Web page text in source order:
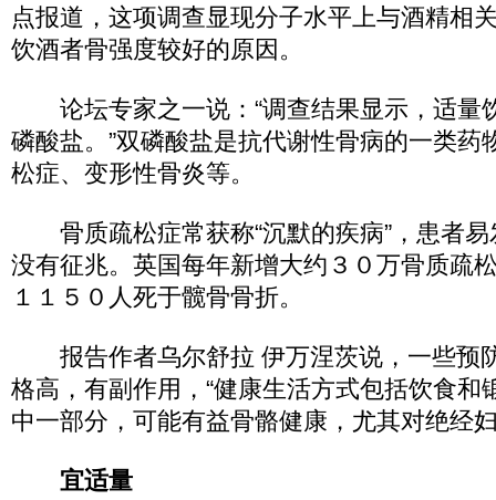
点报道，这项调查显现分子水平上与酒精相
饮酒者骨强度较好的原因。
论坛专家之一说：“调查结果显示，适量
磷酸盐。”双磷酸盐是抗代谢性骨病的一类药
松症、变形性骨炎等。
骨质疏松症常获称“沉默的疾病”，患者易
没有征兆。英国每年新增大约３０万骨质疏
１１５０人死于髋骨骨折。
报告作者乌尔舒拉 伊万涅茨说，一些预
格高，有副作用，“健康生活方式包括饮食和
中一部分，可能有益骨骼健康，尤其对绝经
宜适量